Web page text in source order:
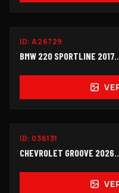
ID:A26729
ID: 036131
CHEVROLET GROOVE